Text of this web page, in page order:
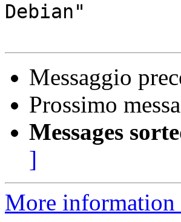
Debian"
Messaggio
Prossimo
Messages
]
More information